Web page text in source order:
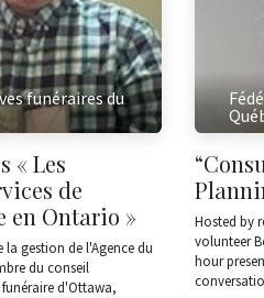
funéraires du
« Les
de
Ontario »
gestion de l'Agence du
du conseil
d'Ottawa,
Hosted by
volunteer
hour